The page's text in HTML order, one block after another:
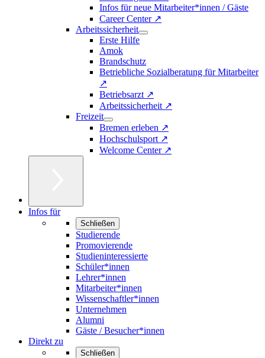
Infos für neue Mitarbeiter*innen / Gäste
Career Center ↗
Arbeitssicherheit
Erste Hilfe
Amok
Brandschutz
Betriebliche Sozialberatung für Mitarbeiter
↗
Betriebsarzt ↗
Arbeitssicherheit ↗
Freizeit
Bremen erleben ↗
Hochschulsport ↗
Welcome Center ↗
Infos für
Schließen
Studierende
Promovierende
Studieninteressierte
Schüler*innen
Lehrer*innen
Mitarbeiter*innen
Wissenschaftler*innen
Unternehmen
Alumni
Gäste / Besucher*innen
Direkt zu
Schließen